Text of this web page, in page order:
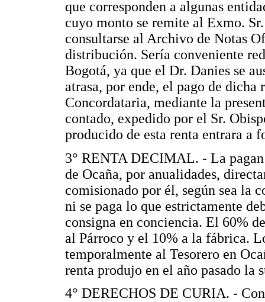
que corresponden a algunas
cuyo monto se remite al Exmo.
consultarse al Archivo de Notas
distribución. Sería conveniente
Bogotá, ya que el Dr. Danies se
atrasa, por ende, el pago de dicha
Concordataria, mediante la
contado, expedido por el Sr.
producido de esta renta entrara a
3° RENTA DECIMAL. - La
de Ocaña, por anualidades,
comisionado por él, según sea la
ni se paga lo que estrictamente
consigna en conciencia. El 60%
al Párroco y el 10% a la fábrica.
temporalmente al Tesorero en
renta produjo en el año pasado la
4° DERECHOS DE CURIA. -